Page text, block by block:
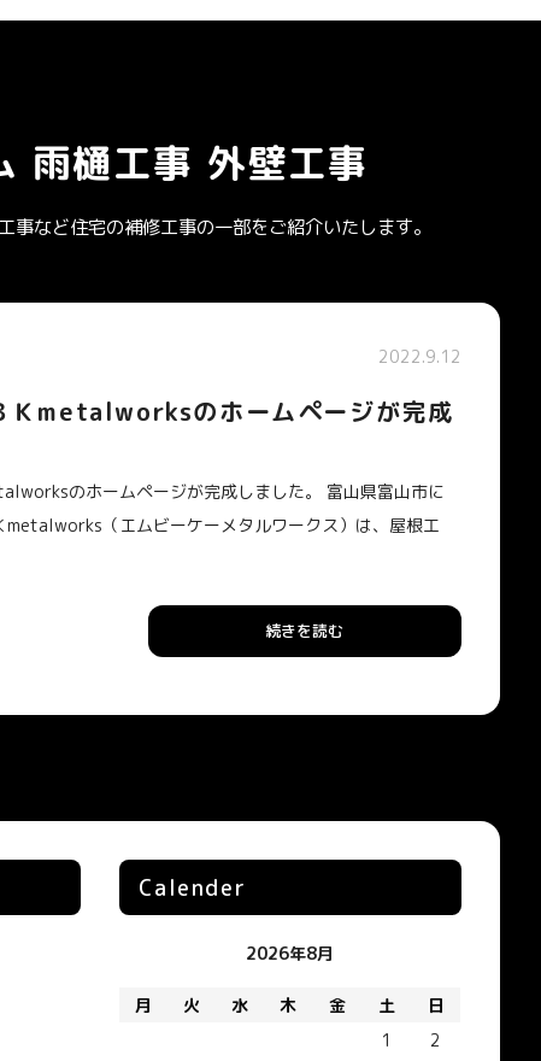
雨樋工事 外壁工事
など住宅の補修工事の一部をご紹介いたします。
2022.9.12
Ｋmetalworksのホームページが完成
のホームページが完成しました。 富山県富山市に
metalworks（エムビーケーメタルワークス）は、屋根工
続きを読む
Calender
2026年8月
月 火 水 木 金 土
日
1
2